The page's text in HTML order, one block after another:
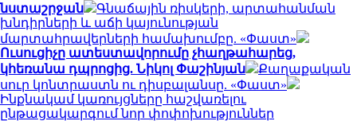
նստաշրջան
Գնաճային ռիսկերի, արտահանման
խնդիրների և աճի կայունության
մարտահրավերների համախումբը. «Փաստ»
Ուսուցիչը ատեստավորումը չհաղթահարեց,
կհեռանա դպրոցից. Նիկոլ Փաշինյան
Քաղաքական
սուր կոնտրաստն ու դիսբալանսը. «Փաստ»
Ինքնակամ կառույցները հաշվառելու
ընթացակարգում նոր փոփոխություններ